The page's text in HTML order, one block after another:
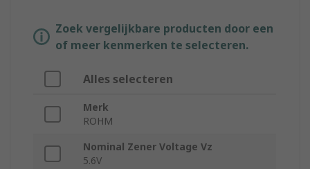
Zoek vergelijkbare producten door een
of meer kenmerken te selecteren.
Alles selecteren
Merk
ROHM
Nominal Zener Voltage Vz
5.6V